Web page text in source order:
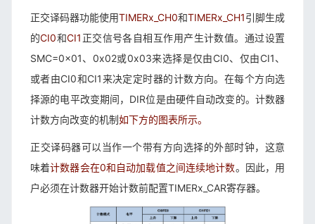
正交译码器功能使用TIMERx_CH0和TIMERx_CH1引脚生成
的CI0和CI1 正交信号各自相互作用产生计数值。通过设置
SMC=0x01、0x02或0x03来选择是仅由CI0、仅由CI1、
或者由CI0和CI1来决定定时器的计数方向。在每个方向选
择源的电平改变期间，DIR位是由硬件自动改变的。计数器
计数方向改变的机制如下方的图表所示。
正交译码器可以当作一个带有方向选择的外部时钟，这意
味着计数器会在0和自动加载值之间连续地计数。因此，用
户必须在计数器开始计数前配置TIMERx_CAR寄存器。